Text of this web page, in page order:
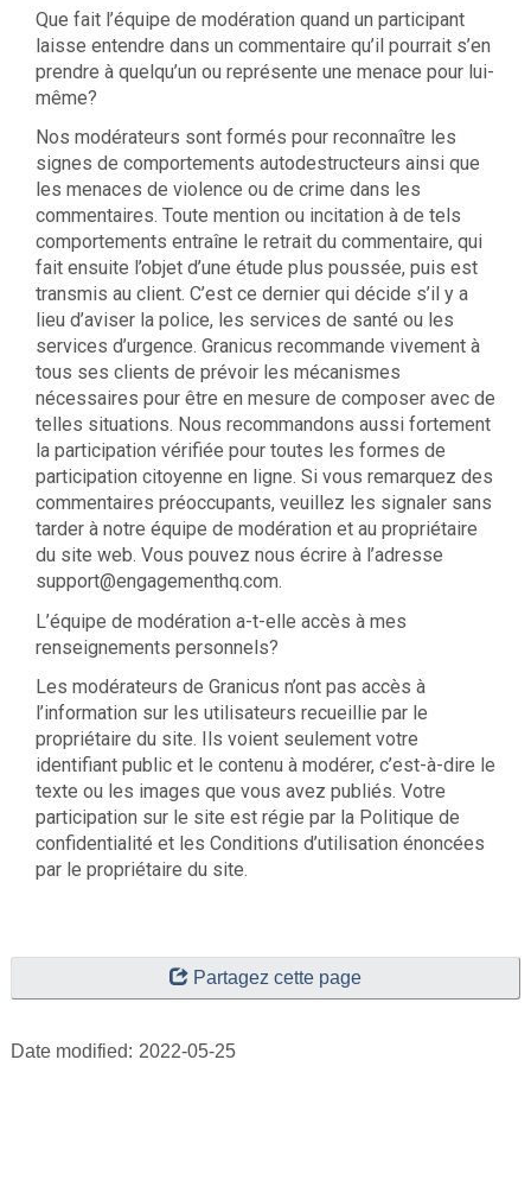
Que fait l’équipe de modération quand un participant
laisse entendre dans un commentaire qu’il pourrait s’en
prendre à quelqu’un ou représente une menace pour lui-
même?
Nos modérateurs sont formés pour reconnaître les
signes de comportements autodestructeurs ainsi que
les menaces de violence ou de crime dans les
commentaires. Toute mention ou incitation à de tels
comportements entraîne le retrait du commentaire, qui
fait ensuite l’objet d’une étude plus poussée, puis est
transmis au client. C’est ce dernier qui décide s’il y a
lieu d’aviser la police, les services de santé ou les
services d’urgence. Granicus recommande vivement à
tous ses clients de prévoir les mécanismes
nécessaires pour être en mesure de composer avec de
telles situations. Nous recommandons aussi fortement
la participation vérifiée pour toutes les formes de
participation citoyenne en ligne. Si vous remarquez des
commentaires préoccupants, veuillez les signaler sans
tarder à notre équipe de modération et au propriétaire
du site web. Vous pouvez nous écrire à l’adresse
support@engagementhq.com.
L’équipe de modération a-t-elle accès à mes
renseignements personnels?
Les modérateurs de Granicus n’ont pas accès à
l’information sur les utilisateurs recueillie par le
propriétaire du site. Ils voient seulement votre
identifiant public et le contenu à modérer, c’est-à-dire le
texte ou les images que vous avez publiés. Votre
participation sur le site est régie par la Politique de
confidentialité et les Conditions d’utilisation énoncées
par le propriétaire du site.
"Page
details"
Partagez cette page
Date modified: 2022-05-25